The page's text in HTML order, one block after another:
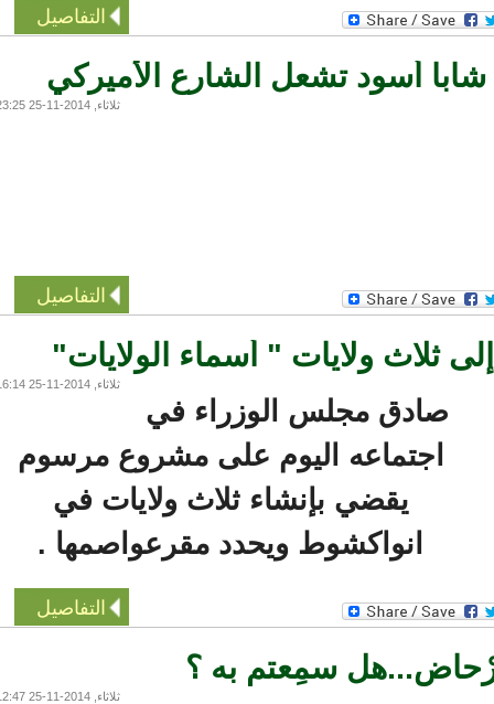
التفاصيل
أسود تشعل الشارع الأميركي
ثلاثاء, 2014-11-25 23:25
التفاصيل
ولايات " أسماء الولايات"
ثلاثاء, 2014-11-25 16:14
صادق مجلس الوزراء في
اجتماعه اليوم على مشروع مرسوم
يقضي بإنشاء ثلاث ولايات في
انواكشوط ويحدد مقرعواصمها .
التفاصيل
سمِعتم به ؟
ثلاثاء, 2014-11-25 12:47